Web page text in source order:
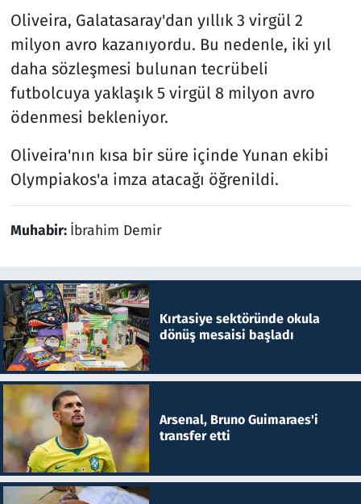
Oliveira, Galatasaray'dan yıllık 3 virgül 2
milyon avro kazanıyordu. Bu nedenle, iki yıl
daha sözleşmesi bulunan tecrübeli
futbolcuya yaklaşık 5 virgül 8 milyon avro
ödenmesi bekleniyor.
Oliveira'nın kısa bir süre içinde Yunan ekibi
Olympiakos'a imza atacağı öğrenildi.
Muhabir: İbrahim Demir
Kırtasiye sektöründe okula
dönüş mesaisi başladı
Arsenal, Bruno Guimaraes'i
transfer etti
Seçim 2023
Spor
Teknoloji ve Bilim